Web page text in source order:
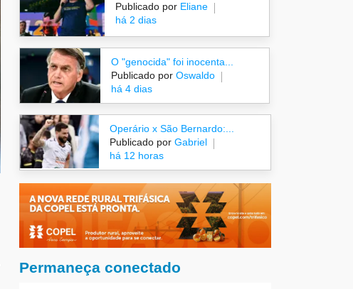
Publicado porEliane
há 2 dias
O "genocida" foi inocenta...
Publicado por Oswaldo
há 4 dias
Operário x São Bernardo:...
Publicado por Gabriel
há 12 horas
Permaneça conectado